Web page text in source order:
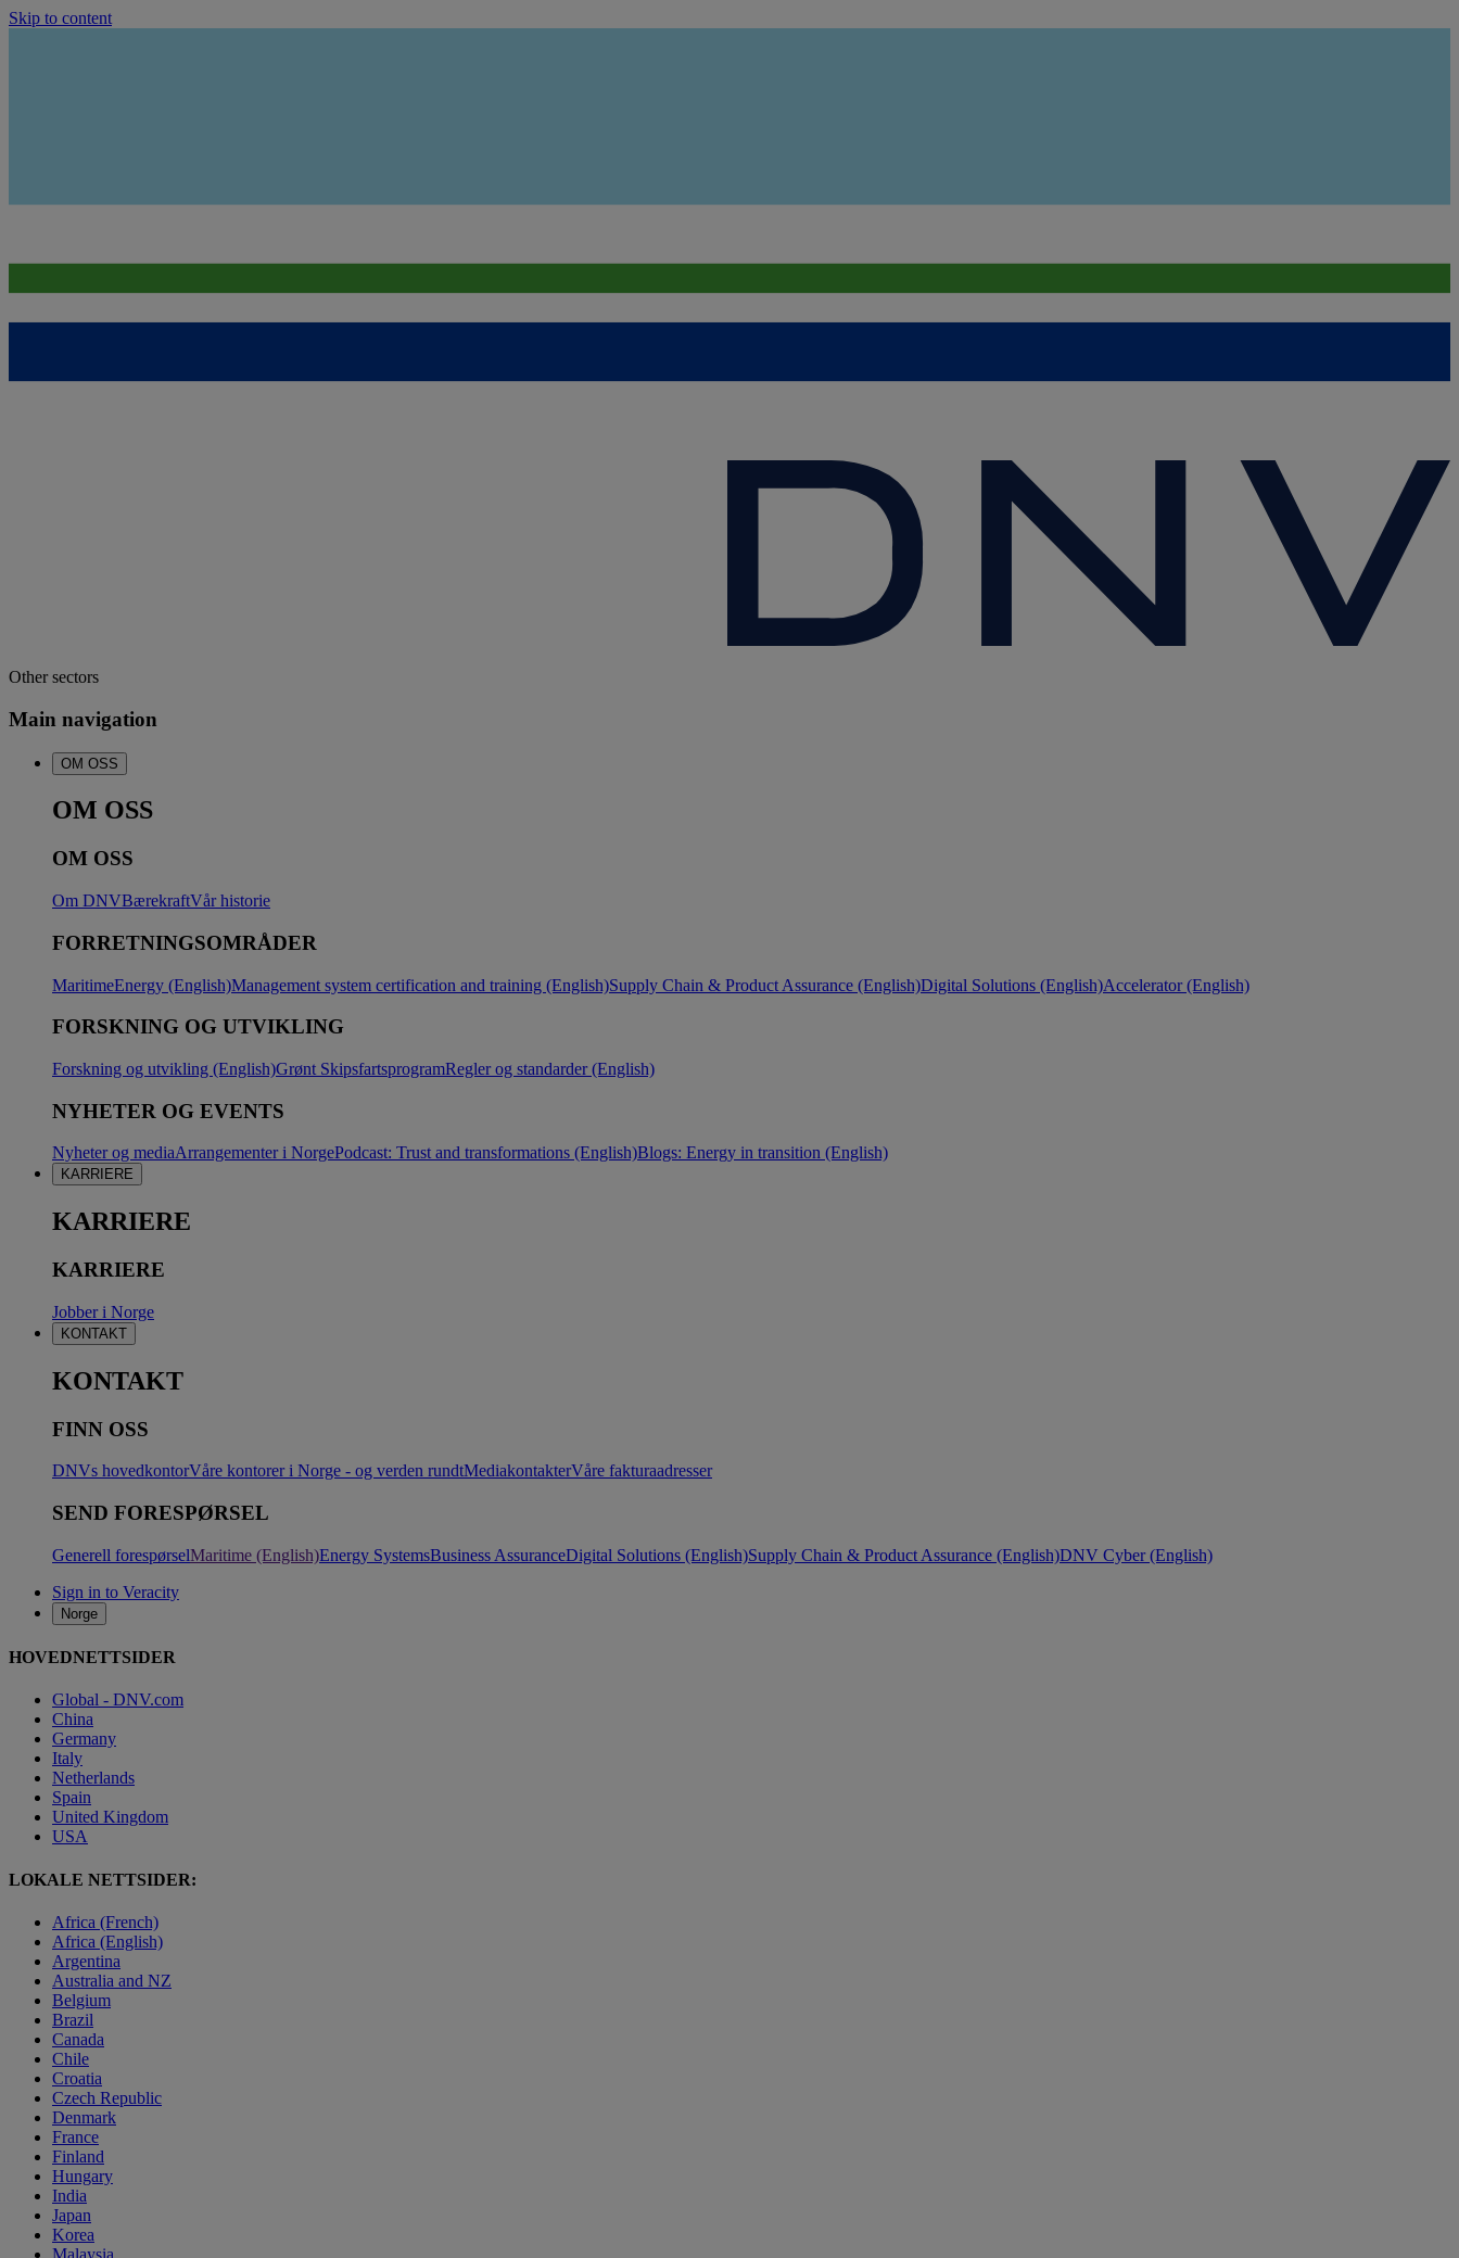
Skip to content
Other sectors
Main navigation
OM OSS
OM OSS
OM OSS
Om DNVBærekraftVår historie
FORRETNINGSOMRÅDER
MaritimeEnergy (English)Management system certification and training (English)Supply Chain & Product Assurance (English)Digital Solutions (English)Accelerator (English)
FORSKNING OG UTVIKLING
Forskning og utvikling (English)Grønt SkipsfartsprogramRegler og standarder (English)
NYHETER OG EVENTS
Nyheter og mediaArrangementer i NorgePodcast: Trust and transformations (English)Blogs: Energy in transition (English)
KARRIERE
KARRIERE
KARRIERE
Jobber i Norge
KONTAKT
KONTAKT
FINN OSS
DNVs hovedkontorVåre kontorer i Norge - og verden rundtMediakontakterVåre fakturaadresser
SEND FORESPØRSEL
Generell forespørselMaritime (English)Energy SystemsBusiness AssuranceDigital Solutions (English)Supply Chain & Product Assurance (English)DNV Cyber (English)
Sign in to Veracity
Norge
HOVEDNETTSIDER
Global - DNV.com
China
Germany
Italy
Netherlands
Spain
United Kingdom
USA
LOKALE NETTSIDER:
Africa (French)
Africa (English)
Argentina
Australia and NZ
Belgium
Brazil
Canada
Chile
Croatia
Czech Republic
Denmark
France
Finland
Hungary
India
Japan
Korea
Malaysia